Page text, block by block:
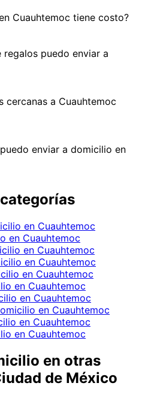
Cuauhtemoc tiene costo?
regalos puedo enviar a
cercanas a Cuauhtemoc
enviar a domicilio en
en Cuauhtemoc
en Cuauhtemoc
en Cuauhtemoc
en Cuauhtemoc
en Cuauhtemoc
en Cuauhtemoc
en Cuauhtemoc
en Cuauhtemoc
en Cuauhtemoc
en Cuauhtemoc
en otras
de México